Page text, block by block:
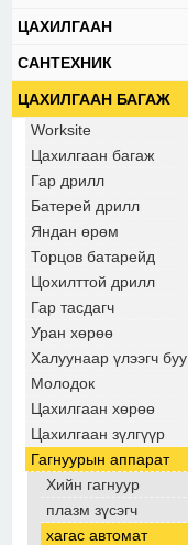
ЦАХИЛГААН
САНТЕХНИК
ЦАХИЛГААН БАГАЖ
Worksite
Цахилгаан багаж
Гар дрилл
Батерей дрилл
Яндан өрөм
Торцов батарейд
Цохилттой дрилл
Гар тасдагч
Уран хөрөө
Халуунаар үлээгч буу
Молодок
Цахилгаан хөрөө
Цахилгаан зүлгүүр
Гагнуурын аппарат
Хийн гагнуур
плазм зүсэгч
хагас автомат